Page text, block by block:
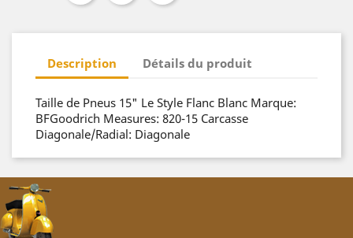
Description Détails du produit
Taille de Pneus 15" Le Style Flanc Blanc Marque:
BFGoodrich Measures: 820-15 Carcasse
Diagonale/Radial: Diagonale